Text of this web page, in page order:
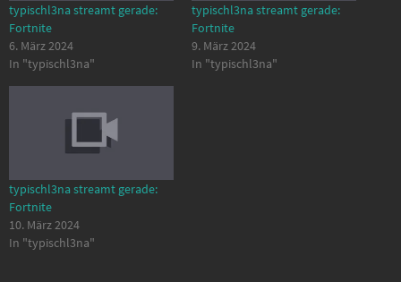
typischl3na streamt gerade:
Fortnite
6. März 2024
In "typischl3na"
typischl3na streamt gerade:
Fortnite
9. März 2024
In "typischl3na"
typischl3na streamt gerade:
Fortnite
10. März 2024
In "typischl3na"